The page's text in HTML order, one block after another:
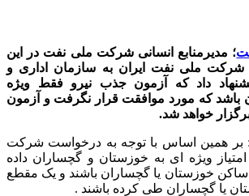
؛ مدیرمنابع انسانی شرکت ملی نفت در این
ملی نفت ایران به سازمان اداری و
داد که آزمون جذب نیرو فقط ویژه
باشد که مورد موافقت قرار نگرفت و آزمون
خواهد شد.
بر همین اساس با توجه به درخواست شرکت
ویژه ای به خوزستان و گچساران داده
باید ۱۰ سال ساکن خوزستان یا گچساران باشند و یک مقطع
یا گچساران طی کرده باشند .